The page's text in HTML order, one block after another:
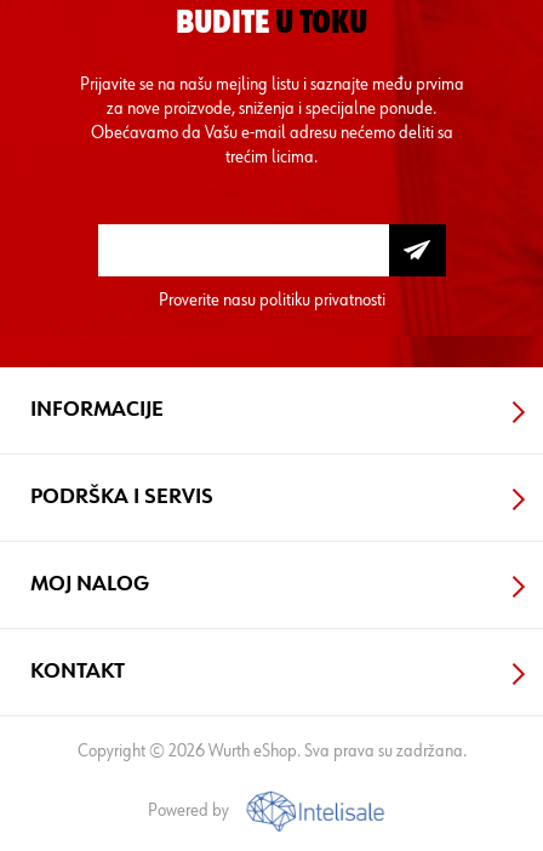
BUDITE U TOKU
Prijavite se na našu mejling listu i saznajte među prvima
za nove proizvode, sniženja i specijalne ponude.
Obećavamo da Vašu e-mail adresu nećemo deliti sa
trećim licima.
Proverite nasu politiku privatnosti
INFORMACIJE
PODRŠKA I SERVIS
MOJ NALOG
KONTAKT
Copyright © 2026 Wurth eShop. Sva prava su zadržana.
Powered by